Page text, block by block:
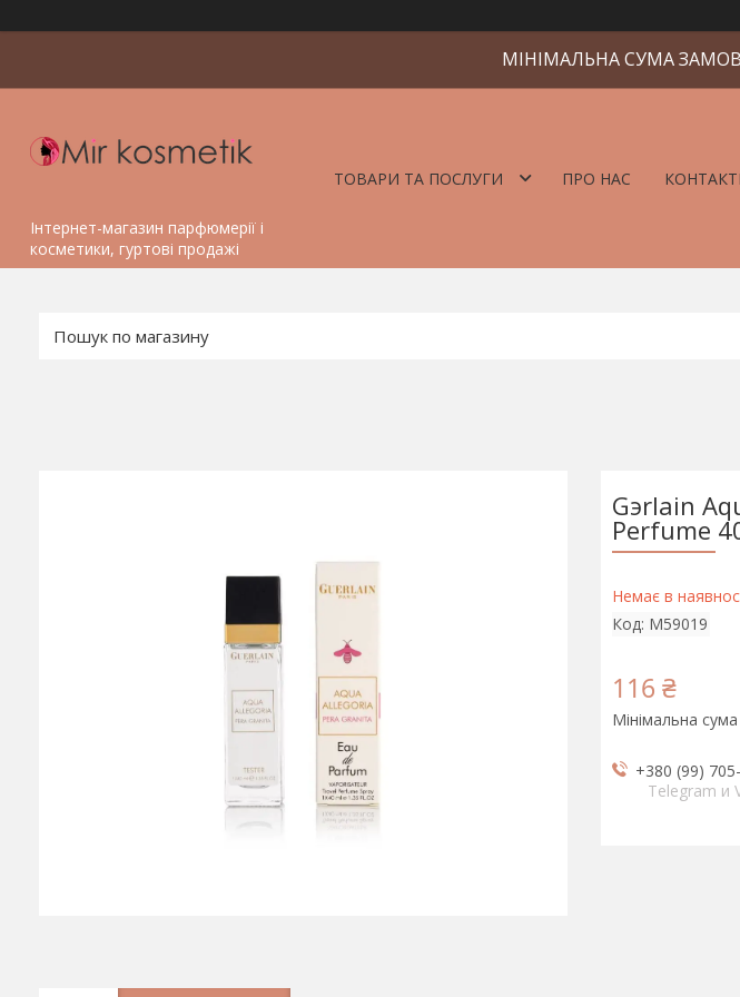
МІНІМАЛЬНА СУМА
Інтернет-магазин парфюмерії і
косметики, гуртові продажі
ТОВАРИ ТА ПОСЛУГИ ПРО НАС
Gэrlain
Perfume
Немає в
Код: M59019
116 ₴
Мінімальна
+380 (99)
Telegram и